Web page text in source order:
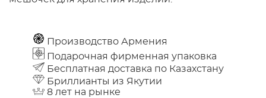
Производство Армения
Подарочная фирменная упаковка
Бесплатная доставка по Казахстану
Бриллианты из Якутии
8 лет на рынке